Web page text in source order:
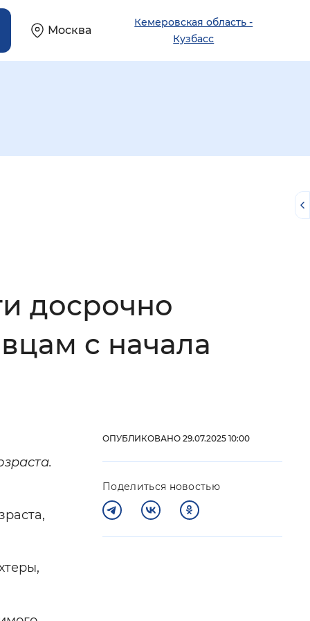
Москва
Кемеровская область -
Кузбасс
Закрыть
досрочно
с начала
ОПУБЛИКОВАНО 29.07.2025 10:00
Поделиться новостью